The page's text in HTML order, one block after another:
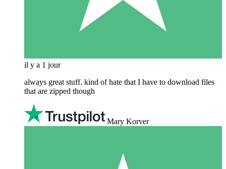
il y a 1 jour
always great stuff. kind of hate that I have to download files
that are zipped though
Mary Korver